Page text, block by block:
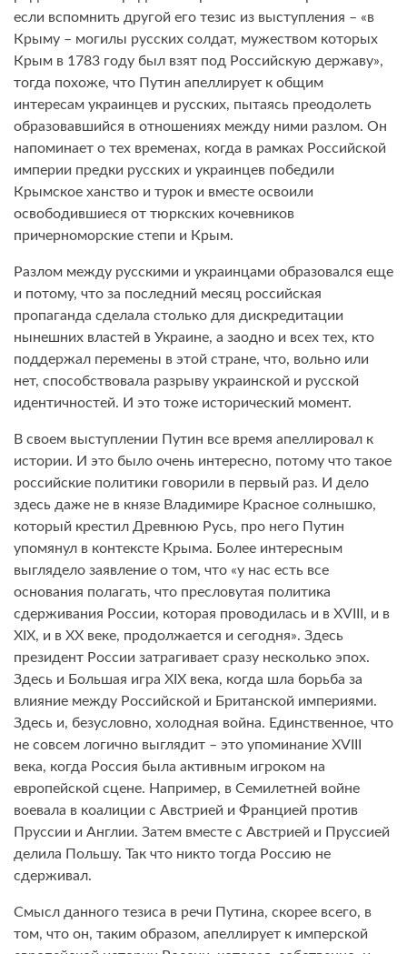
если вспомнить другой его тезис из выступления – «в
Крыму – могилы русских солдат, мужеством которых
Крым в 1783 году был взят под Российскую державу»,
тогда похоже, что Путин апеллирует к общим
интересам украинцев и русских, пытаясь преодолеть
образовавшийся в отношениях между ними разлом. Он
напоминает о тех временах, когда в рамках Российской
империи предки русских и украинцев победили
Крымское ханство и турок и вместе освоили
освободившиеся от тюркских кочевников
причерноморские степи и Крым.
Разлом между русскими и украинцами образовался еще
и потому, что за последний месяц российская
пропаганда сделала столько для дискредитации
нынешних властей в Украине, а заодно и всех тех, кто
поддержал перемены в этой стране, что, вольно или
нет, способствовала разрыву украинской и русской
идентичностей. И это тоже исторический момент.
В своем выступлении Путин все время апеллировал к
истории. И это было очень интересно, потому что такое
российские политики говорили в первый раз. И дело
здесь даже не в князе Владимире Красное солнышко,
который крестил Древнюю Русь, про него Путин
упомянул в контексте Крыма. Более интересным
выглядело заявление о том, что «у нас есть все
основания полагать, что пресловутая политика
сдерживания России, которая проводилась и в XVIII, и в
XIX, и в ХХ веке, продолжается и сегодня». Здесь
президент России затрагивает сразу несколько эпох.
Здесь и Большая игра XIX века, когда шла борьба за
влияние между Российской и Британской империями.
Здесь и, безусловно, холодная война. Единственное, что
не совсем логично выглядит – это упоминание XVIII
века, когда Россия была активным игроком на
европейской сцене. Например, в Семилетней войне
воевала в коалиции с Австрией и Францией против
Пруссии и Англии. Затем вместе с Австрией и Пруссией
делила Польшу. Так что никто тогда Россию не
сдерживал.
Смысл данного тезиса в речи Путина, скорее всего, в
том, что он, таким образом, апеллирует к имперской